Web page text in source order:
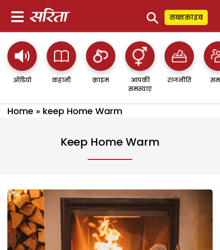
⚲ सब्सक्राइब
ऑडियो कहानी क्राइम
आपकी
समस्याएं
राजनीति
Home » keep Home Warm
Keep Home Warm